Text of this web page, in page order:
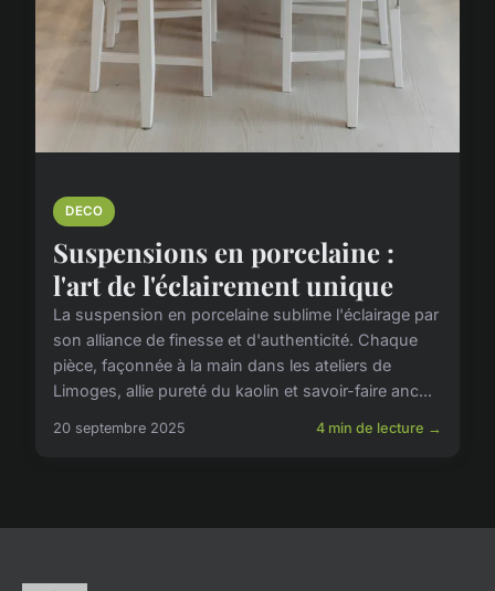
DECO
Suspensions en porcelaine :
l'art de l'éclairement unique
La suspension en porcelaine sublime l'éclairage par
son alliance de finesse et d'authenticité. Chaque
pièce, façonnée à la main dans les ateliers de
Limoges, allie pureté du kaolin et savoir-faire anc...
20 septembre 2025 4 min de lecture →